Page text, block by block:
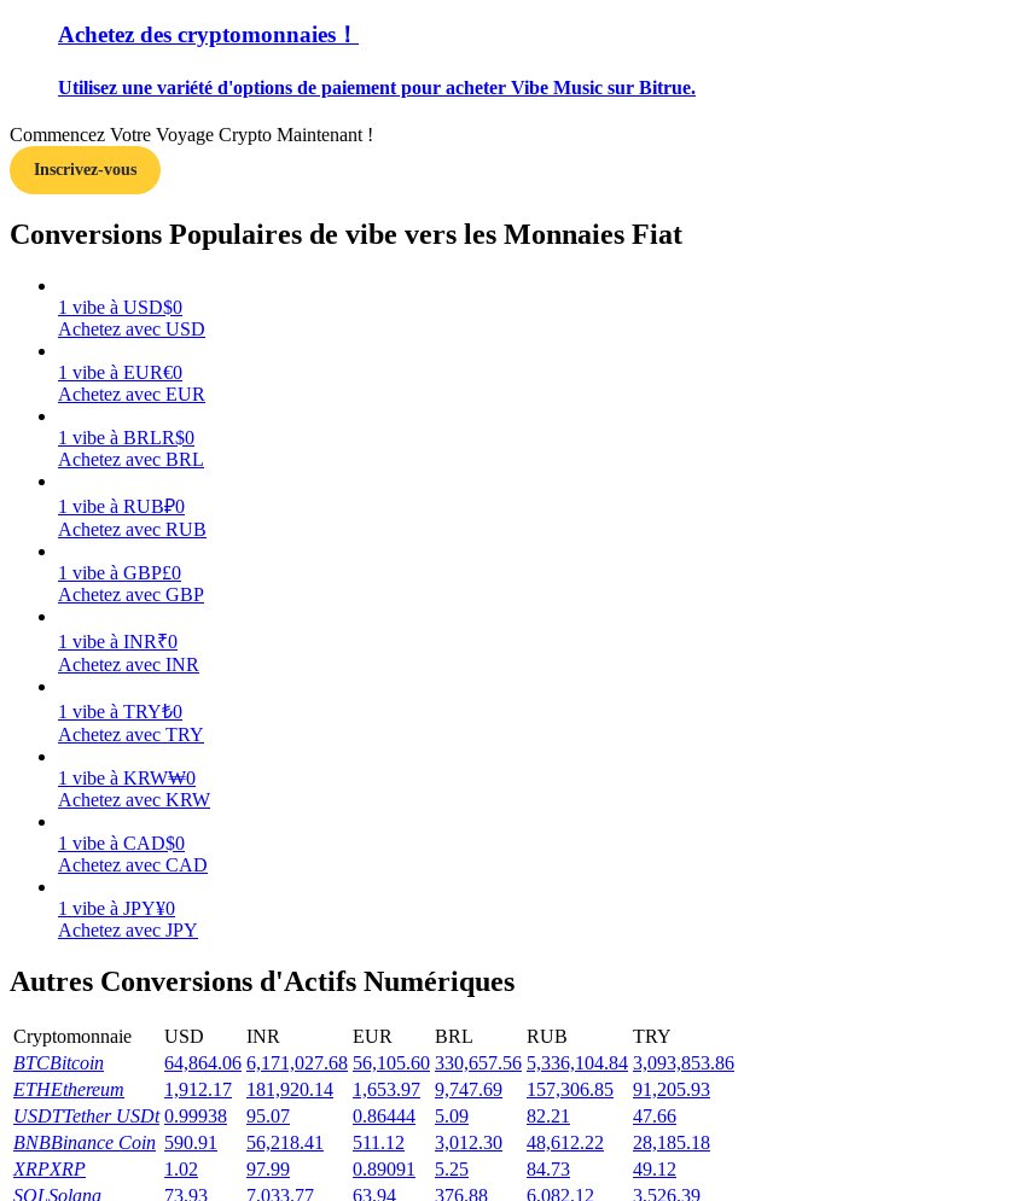
Guide
Stratégies de trading
Apprenez à rester rentable
Gagner
Gagnez quotidiennement des récompenses compétitives
Achetez des cryptomonnaies！
Utilisez une variété d'options de paiement pour acheter Vibe Music sur Bitrue.
Commencez Votre Voyage Crypto Maintenant !
Inscrivez-vous
Conversions Populaires de vibe vers les Monnaies Fiat
1 vibe à USD$0
Achetez avec USD
1 vibe à EUR€0
Achetez avec EUR
1 vibe à BRLR$0
Achetez avec BRL
1 vibe à RUB₽0
Achetez avec RUB
1 vibe à GBP£0
Achetez avec GBP
1 vibe à INR₹0
Achetez avec INR
1 vibe à TRY₺0
Achetez avec TRY
1 vibe à KRW₩0
Achetez avec KRW
1 vibe à CAD$0
Achetez avec CAD
1 vibe à JPY¥0
Achetez avec JPY
Autres Conversions d'Actifs Numériques
Cryptomonnaie USD INR EUR BRL RUB
TRY
BTCBitcoin 64,864.06 6,171,027.68 56,105.60 330,657.56 5,336,104.84 3,093,853.86
ETHEthereum 1,912.17 181,920.14 1,653.97 9,747.69 157,306.85
91,205.93
USDTTether USDt 0.99938 95.07 0.86444 5.09 82.21
47.66
BNBBinance Coin 590.91 56,218.41 511.12 3,012.30 48,612.22
28,185.18
XRPXRP 1.02 97.99 0.89091 5.25 84.73
49.12
SOLSolana 73.93 7,033.77 63.94 376.88 6,082.12
3,526.39